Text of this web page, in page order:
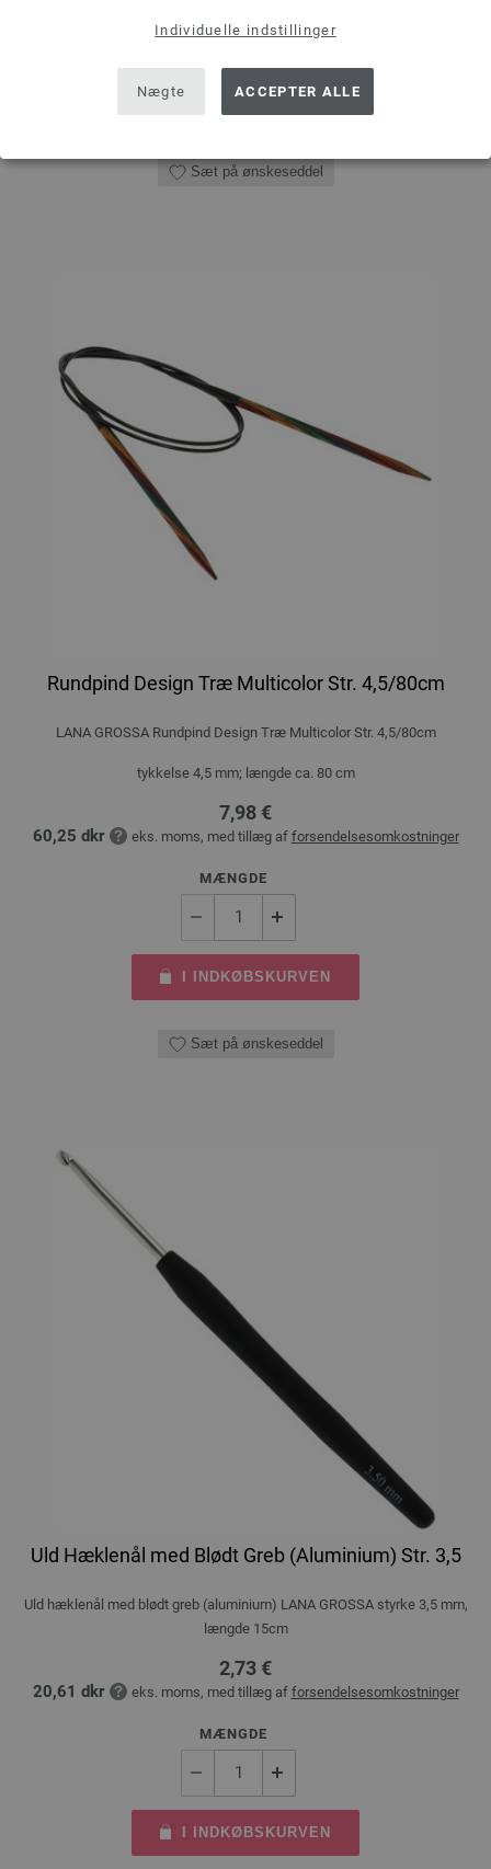
Individuelle indstillinger
Nægte ACCEPTER ALLE
Sæt på ønskeseddel
Rundpind Design Træ Multicolor Str. 4,5/80cm
LANA GROSSA Rundpind Design Træ Multicolor Str. 4,5/80cm
tykkelse 4,5 mm; længde ca. 80 cm
7,98 €
60,25 dkr eks. moms, med tillæg af forsendelsesomkostninger
MÆNGDE
I INDKØBSKURVEN
Sæt på ønskeseddel
Uld Hæklenål med Blødt Greb (Aluminium) Str. 3,5
Uld hæklenål med blødt greb (aluminium) LANA GROSSA styrke 3,5 mm,
længde 15cm
2,73 €
20,61 dkr eks. moms, med tillæg af forsendelsesomkostninger
MÆNGDE
I INDKØBSKURVEN